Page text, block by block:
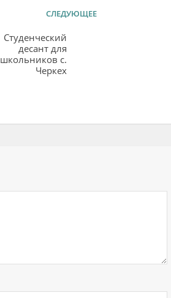
СЛЕДУЮЩЕЕ
Студенческий
десант для
школьников с.
Черкех